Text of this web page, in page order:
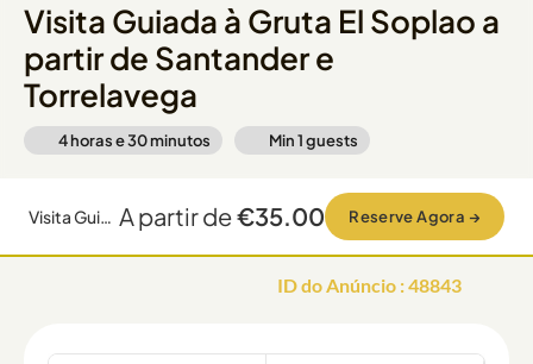
Visita Guiada à Gruta El Soplao a
partir de Santander e
Torrelavega
4 horas e 30 minutos Min1guests
Visita Guiada à Gruta El Soplao a partir de Santander e Torrelavega A partir de€35.00 Reserve Agora →
ID do Anúncio :48843